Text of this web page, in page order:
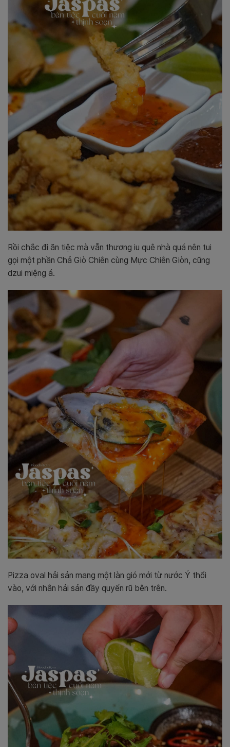
Rồi chắc đi ăn tiệc mà vẫn thương iu quê nhà quá nên tui
gọi một phần Chả Giò Chiên cùng Mực Chiên Giòn, cũng
dzui miệng á.
Pizza oval hải sản mang một làn gió mới từ nước Ý thổi
vào, với nhân hải sản đầy quyến rũ bên trên.